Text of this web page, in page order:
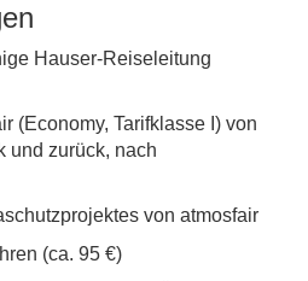
Hauser-Reiseleitung
(Economy, Tarifklasse I) von
und zurück, nach
von atmosfair
(ca. 95 €)